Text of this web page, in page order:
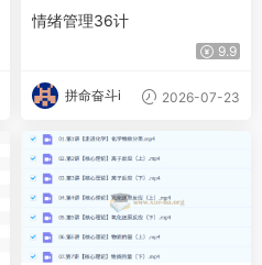
情绪管理36计
9.9
拼命奋斗i 2026-07-23